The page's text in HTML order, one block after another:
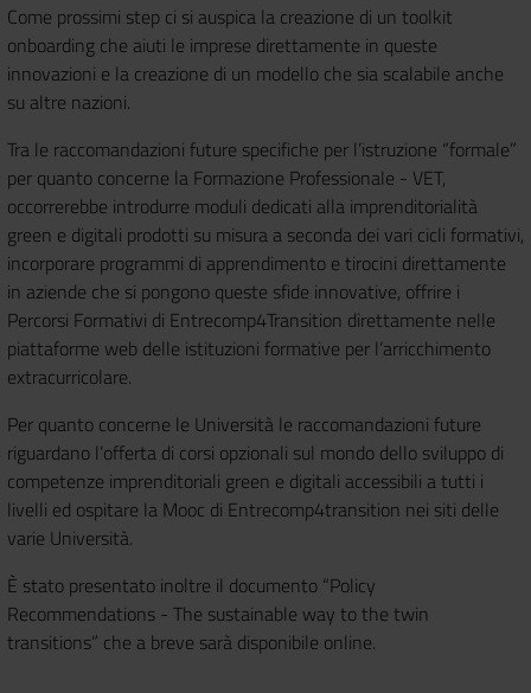
Come prossimi step ci si auspica la creazione di un toolkit
onboarding che aiuti le imprese direttamente in queste
innovazioni e la creazione di un modello che sia scalabile anche
su altre nazioni.
Tra le raccomandazioni future specifiche per l’istruzione “formale”
per quanto concerne la Formazione Professionale - VET,
occorrerebbe introdurre moduli dedicati alla imprenditorialità
green e digitali prodotti su misura a seconda dei vari cicli formativi,
incorporare programmi di apprendimento e tirocini direttamente
in aziende che si pongono queste sfide innovative, offrire i
Percorsi Formativi di Entrecomp4Transition direttamente nelle
piattaforme web delle istituzioni formative per l’arricchimento
extracurricolare.
Per quanto concerne le Università le raccomandazioni future
riguardano l’offerta di corsi opzionali sul mondo dello sviluppo di
competenze imprenditoriali green e digitali accessibili a tutti i
livelli ed ospitare la Mooc di Entrecomp4transition nei siti delle
varie Università.
È stato presentato inoltre il documento “Policy
Recommendations - The sustainable way to the twin
transitions” che a breve sarà disponibile online.